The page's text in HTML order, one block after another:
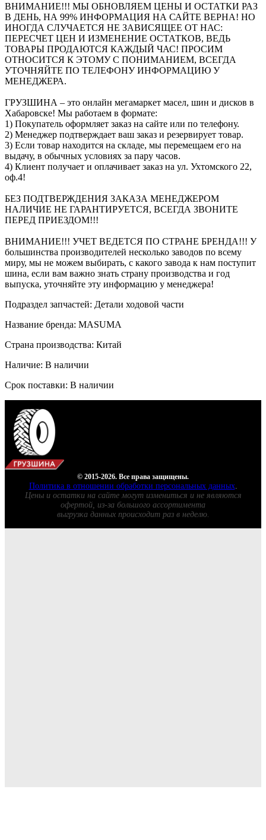
ВНИМАНИЕ!!! МЫ ОБНОВЛЯЕМ ЦЕНЫ И ОСТАТКИ РАЗ
В ДЕНЬ, НА 99% ИНФОРМАЦИЯ НА САЙТЕ ВЕРНА! НО
ИНОГДА СЛУЧАЕТСЯ НЕ ЗАВИСЯЩЕЕ ОТ НАС:
ПЕРЕСЧЕТ ЦЕН И ИЗМЕНЕНИЕ ОСТАТКОВ, ВЕДЬ
ТОВАРЫ ПРОДАЮТСЯ КАЖДЫЙ ЧАС! ПРОСИМ
ОТНОСИТСЯ К ЭТОМУ С ПОНИМАНИЕМ, ВСЕГДА
УТОЧНЯЙТЕ ПО ТЕЛЕФОНУ ИНФОРМАЦИЮ У
МЕНЕДЖЕРА.
ГРУЗШИНА – это онлайн мегамаркет масел, шин и дисков в
Хабаровске! Мы работаем в формате:
1) Покупатель оформляет заказ на сайте или по телефону.
2) Менеджер подтверждает ваш заказ и резервирует товар.
3) Если товар находится на складе, мы перемещаем его на
выдачу, в обычных условиях за пару часов.
4) Клиент получает и оплачивает заказ на ул. Ухтомского 22,
оф.4!
БЕЗ ПОДТВЕРЖДЕНИЯ ЗАКАЗА МЕНЕДЖЕРОМ
НАЛИЧИЕ НЕ ГАРАНТИРУЕТСЯ, ВСЕГДА ЗВОНИТЕ
ПЕРЕД ПРИЕЗДОМ!!!
ВНИМАНИЕ!!! УЧЕТ ВЕДЕТСЯ ПО СТРАНЕ БРЕНДА!!! У
большинства производителей несколько заводов по всему
миру, мы не можем выбирать, с какого завода к нам поступит
шина, если вам важно знать страну производства и год
выпуска, уточняйте эту информацию у менеджера!
Подраздел запчастей: Детали ходовой части
Название бренда: MASUMA
Страна производства: Китай
Наличие: В наличии
Срок поставки: В наличии
© 2015-2026. Все права защищены.
Политика в отношении обработки персональных данных.
Цены и остатки на сайте могут измениться и не являются
офертой, из-за большого ассортимента
выгрузка данных происходит раз в неделю.